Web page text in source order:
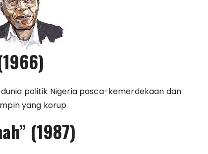
politik Nigeria pasca-kemerdekaan dan
yang korup.
(1987)